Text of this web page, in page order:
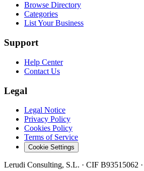
Browse Directory
Categories
List Your Business
Support
Help Center
Contact Us
Legal
Legal Notice
Privacy Policy
Cookies Policy
Terms of Service
Cookie Settings
Lerudi Consulting, S.L. · CIF B93515062 ·